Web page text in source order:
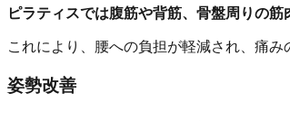
ピラティスでは腹筋や背筋、骨盤周りの
これにより、腰への負担が軽減され、痛み
姿勢改善